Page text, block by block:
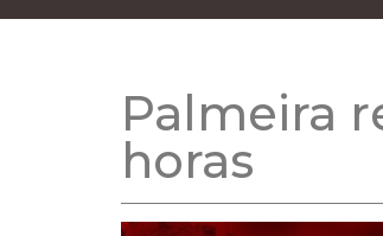
Palmeira
horas